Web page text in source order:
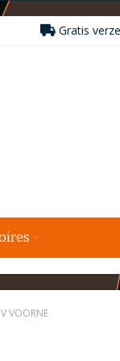
Gratis
VOORNE